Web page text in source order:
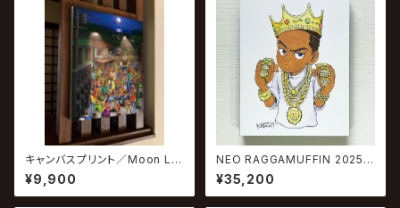
キャンバスプリント／Moon Lig
ht Dancehall
¥9,900
NEO RAGGAMUFFIN 2025 #
3
¥35,200